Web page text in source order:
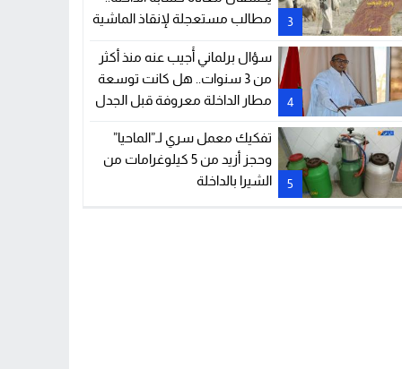
3
مطالب مستعجلة لإنقاذ الماشية
4
سؤال برلماني أُجيب عنه منذ أكثر
من 3 سنوات.. هل كانت توسعة
مطار الداخلة معروفة قبل الجدل
5
تفكيك معمل سري لـ”الماحيا”
وحجز أزيد من 5 كيلوغرامات من
الشيرا بالداخلة